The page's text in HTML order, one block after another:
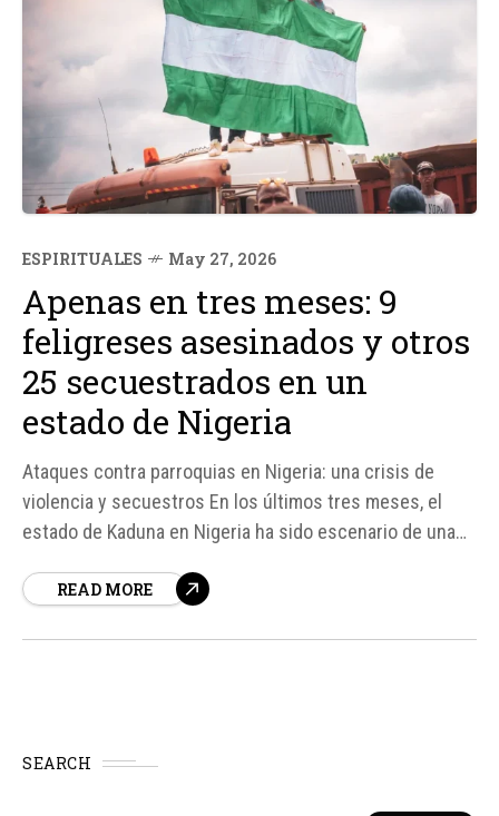
ESPIRITUALES May 27, 2026
Apenas en tres meses: 9
feligreses asesinados y otros
25 secuestrados en un
estado de Nigeria
Ataques contra parroquias en Nigeria: una crisis de
violencia y secuestros En los últimos tres meses, el
estado de Kaduna en Nigeria ha sido escenario de una
saldo de 9 muertos y 25 personas secuestradas, según
READ MORE
SEARCH